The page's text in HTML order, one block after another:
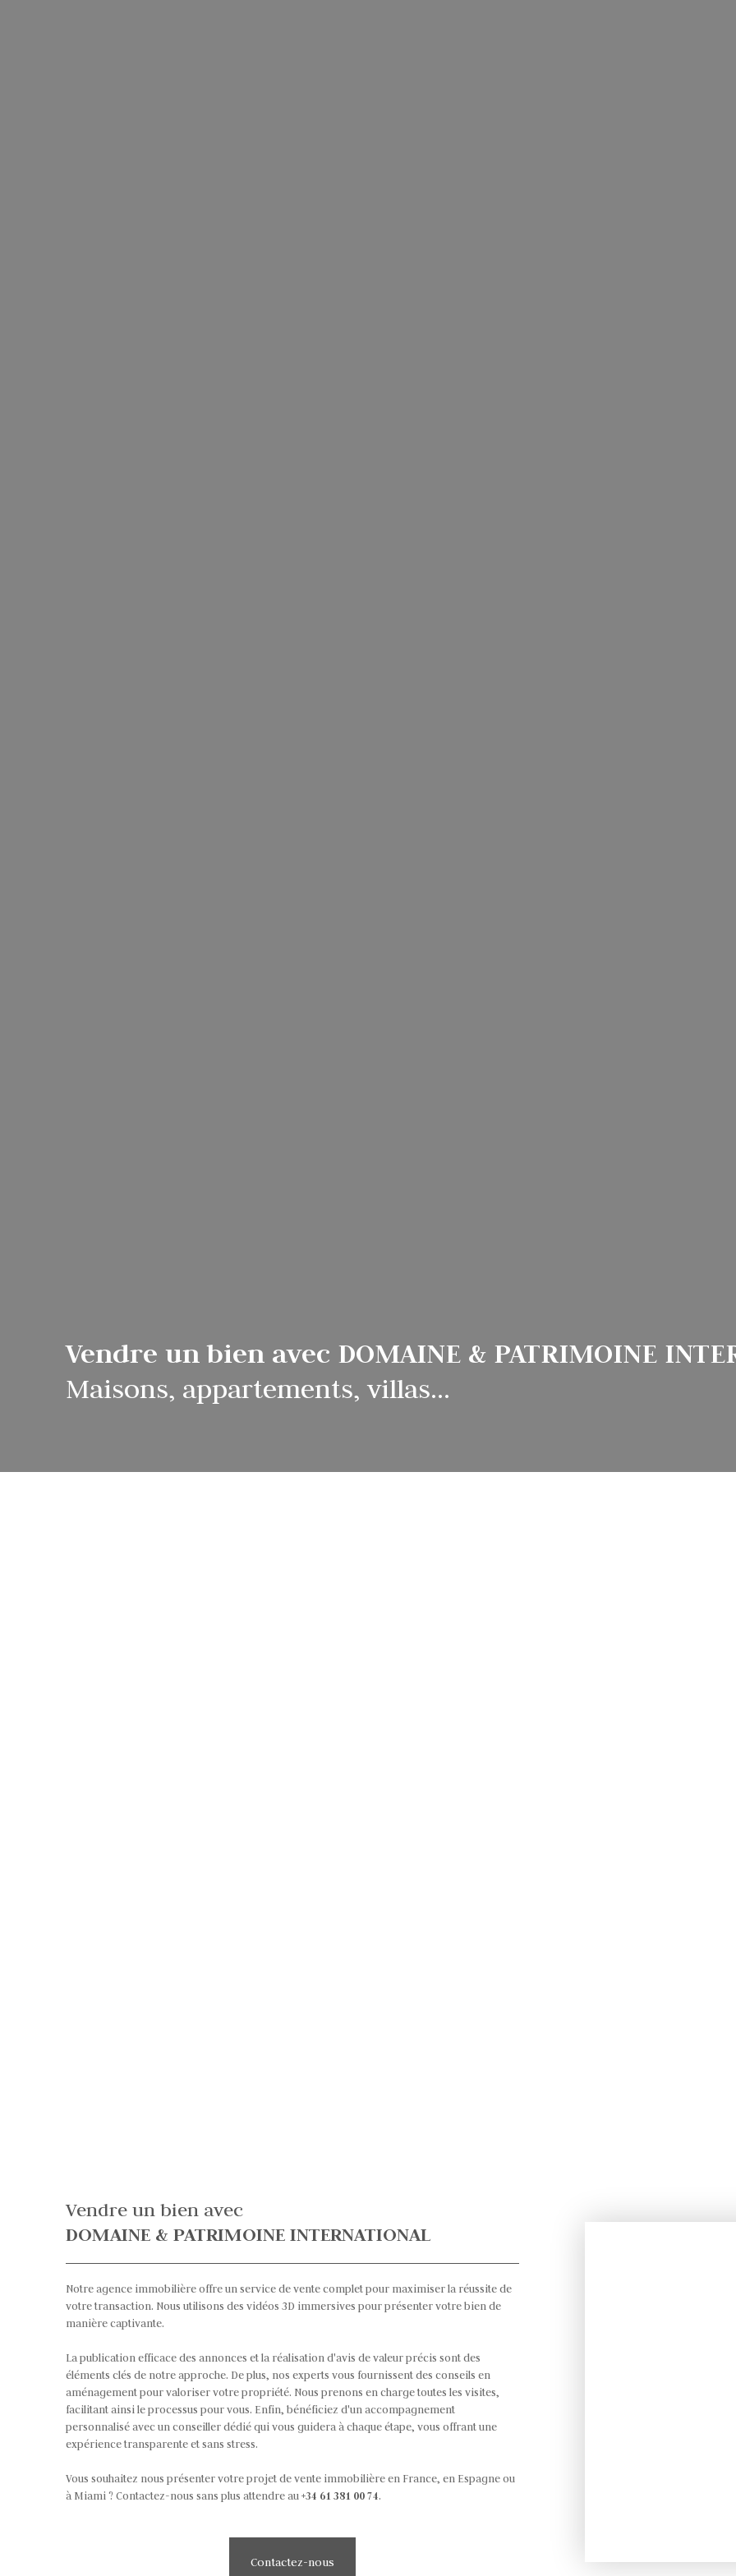
Vendre un bien avec DOMAINE & PATRIMOINE
Maisons, appartements, villas...
Vendre un bien avec
DOMAINE & PATRIMOINE INTERNATIONAL
Notre agence immobilière offre un service de vente complet pour maximiser la réussite de
votre transaction. Nous utilisons des vidéos 3D immersives pour présenter votre bien de
manière captivante.
La publication efficace des annonces et la réalisation d'avis de valeur précis sont des
éléments clés de notre approche. De plus, nos experts vous fournissent des conseils en
aménagement pour valoriser votre propriété. Nous prenons en charge toutes les visites,
facilitant ainsi le processus pour vous. Enfin, bénéficiez d'un accompagnement
personnalisé avec un conseiller dédié qui vous guidera à chaque étape, vous offrant une
expérience transparente et sans stress.
Vous souhaitez nous présenter votre projet de vente immobilière en France, en Espagne ou
à Miami ? Contactez-nous sans plus attendre au+34 61 381 00 74.
Contactez-nous